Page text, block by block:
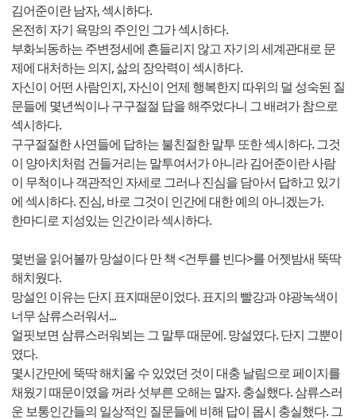
김어준이란 남자, 섹시하다.
온전히 자기 욕망의 주인인 그가 섹시하다.
부화뇌동하는 주변정세에 흔들리지 않고 자기의 세계관대로 문
제에 대처하는 의지, 삶의 장악력이 섹시하다.
자신이 어떤 사람인지, 자신이 언제 행복한지 따위의 덜 성숙된 질
문들에 몇년씩이나 구구절절 답을 해주었다니 그 배려가 참으로
섹시하다.
구구절절한 사연들에 답하는 불친절한 말투 또한 섹시하다. 그것
이 양아치처럼 건들거리는 말투여서가 아니라 김어준이란 사람
이 무척이나 객관적인 자세로 그러나 진심을 담아서 답하고 있기
에 섹시하다. 진심, 바로 그것이 인간에 대한 예의 아니겠는가.
한마디로 지성있는 인간이라 섹시하다.
몇번을 읽어볼까 망설이다 만 책 <건투를 빈다>를 어젯밤새 뚝딱
해치웠다.
망설인 이유는 단지 표지때문이었다. 표지의 빨강과 야광녹색이
너무 삼류스러워서...
얼핏보면 삼류스러워뵈는 그 말투 때문에. 망설였다. 단지 그뿐이
였다.
몇시간만에 뚝딱 해치울 수 있었던 것이 대충 날림으로 페이지를
채웠기 때문이였을 꺼라 섯부른 오해는 말자. 충실했다. 삼류스러
운 보통인간들의 일상적인 질문들에 비해 답이 몹시 충실했다. 그